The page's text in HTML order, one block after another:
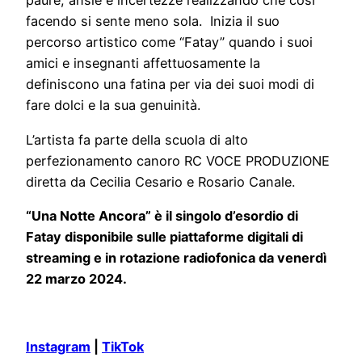
facendo si sente meno sola. Inizia il suo
percorso artistico come “Fatay” quando i suoi
amici e insegnanti affettuosamente la
definiscono una fatina per via dei suoi modi di
fare dolci e la sua genuinità.
L’artista fa parte della scuola di alto
perfezionamento canoro RC VOCE PRODUZIONE
diretta da Cecilia Cesario e Rosario Canale.
“Una Notte Ancora” è il singolo d’esordio di
Fatay disponibile sulle piattaforme digitali di
streaming e in rotazione radiofonica da venerdì
22 marzo 2024.
Instagram TikTok